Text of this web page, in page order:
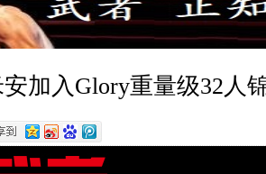
加入Glory重量级32人